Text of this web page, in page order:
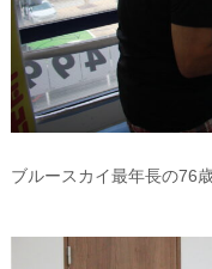
ブルースカイ最年長の76